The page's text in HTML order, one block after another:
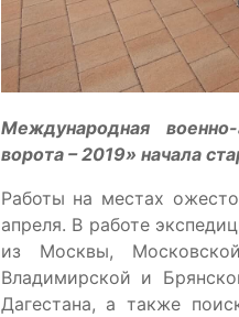
Международная
ворота – 2019» начала
Работы на местах
апреля. В работе
из Москвы,
Владимирской и
Дагестана, а также